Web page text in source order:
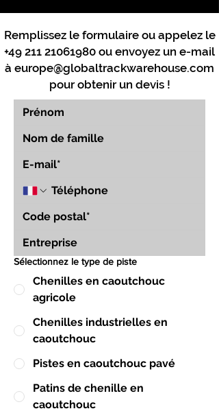
Remplissez le formulaire ou appelez le
+49 211 21061980 ou envoyez un e-mail
à europe@globaltrackwarehouse.com
pour obtenir un devis !
Sélectionnez le type de piste
Chenilles en caoutchouc
agricole
Chenilles industrielles en
caoutchouc
Pistes en caoutchouc pavé
Patins de chenille en
caoutchouc